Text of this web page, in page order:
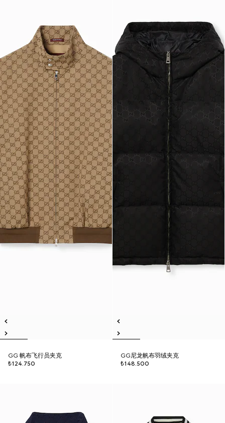
GG 帆布飞行员夹克
₺124.750
GG尼龙帆布羽绒夹克
₺148.500